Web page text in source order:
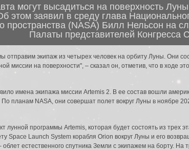
могут высадиться на поверхность
этом заявил в среду глава
пространства (NASA) Билл Нельсон на
Палаты представителей Конгресса
отправим экипаж из четырех человек на орбиту Луны. Они
миссии на поверхности", – сказал он, отметив, что в ходе
имена экипажа миссии Artemis 2. В ее состав вошли
планам NASA, они совершат полет вокруг Луны в ноябре
лунной программы Artemis, которая будет состоять из трех
Space Launch System корабля Orion вокруг Луны и его
естественного спутника Земли с экипажем на борту.